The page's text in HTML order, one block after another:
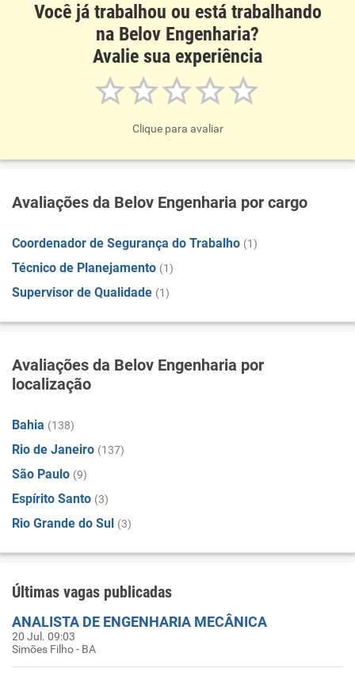
Você já trabalhou ou está trabalhando
na Belov Engenharia?
Avalie sua experiência
Clique para avaliar
Avaliações da Belov Engenharia por cargo
Coordenador de Segurança do Trabalho (1)
Técnico de Planejamento (1)
Supervisor de Qualidade (1)
Avaliações da Belov Engenharia por
localização
Bahia (138)
Rio de Janeiro (137)
São Paulo (9)
Espírito Santo (3)
Rio Grande do Sul (3)
Últimas vagas publicadas
ANALISTA DE ENGENHARIA MECÂNICA
20 Jul. 09:03
Simões Filho - BA